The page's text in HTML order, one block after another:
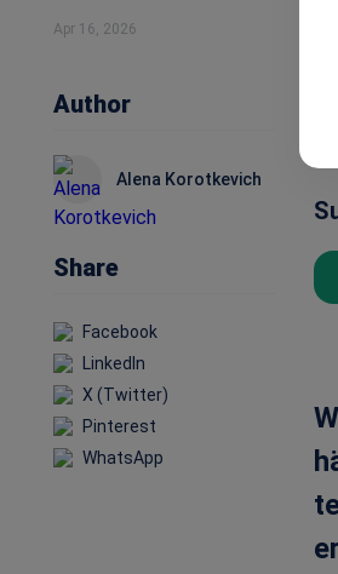
Apr 16, 2026
Author
Alena Korotkevich
Share
Facebook
LinkedIn
X (Twitter)
Pinterest
WhatsApp